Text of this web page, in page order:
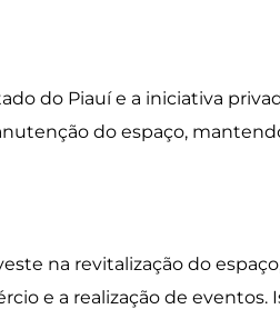
do Piauí e a iniciativa
do espaço,
na revitalização do
e a realização de eventos.